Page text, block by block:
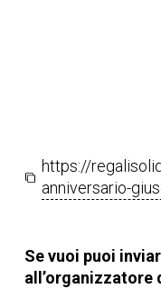
https://
anniversario-
Se vuoi puoi